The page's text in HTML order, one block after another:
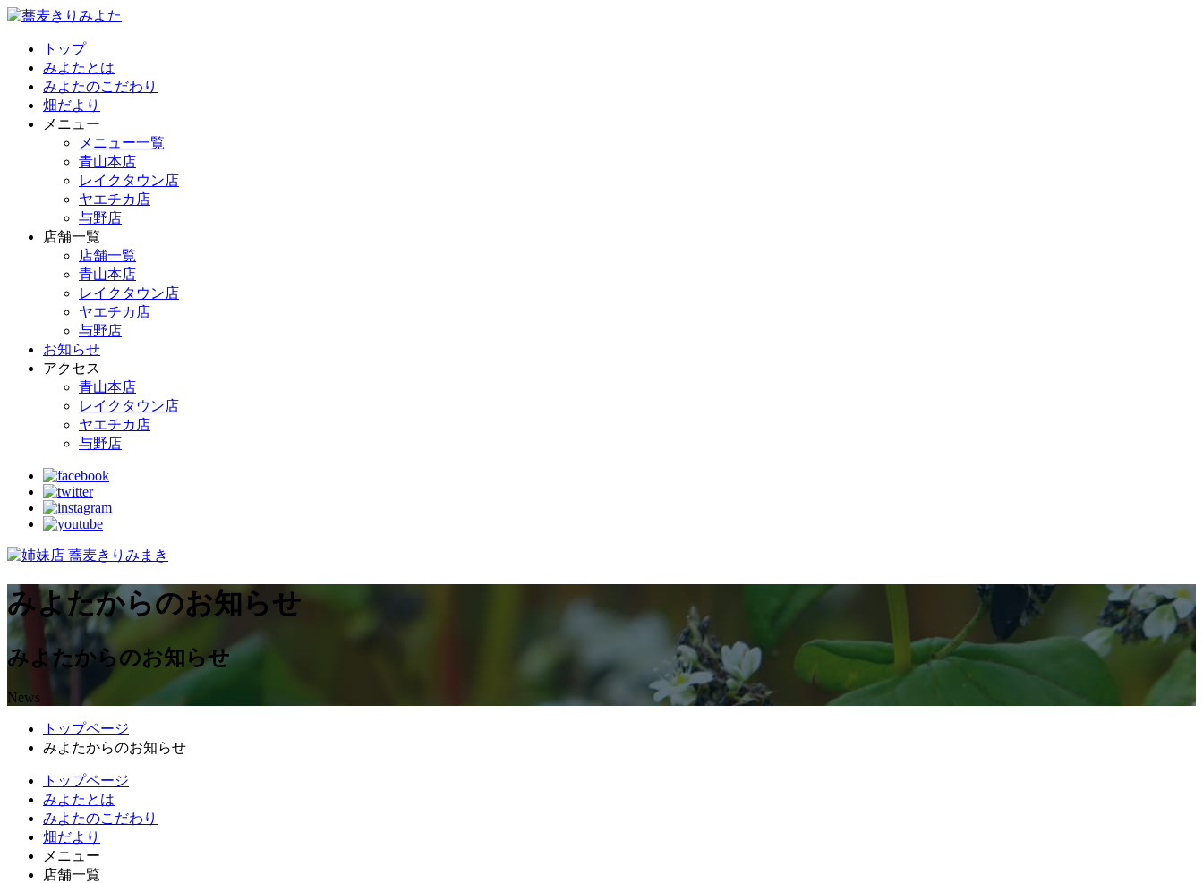
トップ
みよたとは
みよたのこだわり
畑だより
メニュー
メニュー一覧
青山本店
レイクタウン店
ヤエチカ店
与野店
店舗一覧
店舗一覧
青山本店
レイクタウン店
ヤエチカ店
与野店
お知らせ
アクセス
青山本店
レイクタウン店
ヤエチカ店
与野店
みよたからのお知らせ
みよたからのお知らせ
News
トップページ
みよたからのお知らせ
トップページ
みよたとは
みよたのこだわり
畑だより
メニュー
店舗一覧